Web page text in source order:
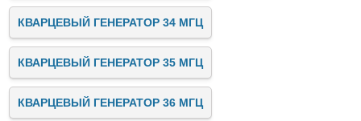
КВАРЦЕВЫЙ ГЕНЕРАТОР 34 МГЦ
КВАРЦЕВЫЙ ГЕНЕРАТОР 35 МГЦ
КВАРЦЕВЫЙ ГЕНЕРАТОР 36 МГЦ